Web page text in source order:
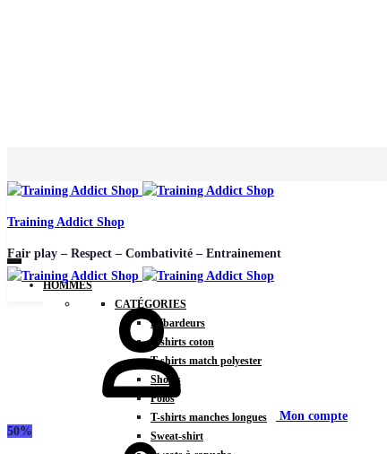
Training Addict Shop
Fair play – Respect – Combativité – Entrainement
HOMMES
CATÉGORIES
Débardeurs
T-shirts coton
T-shirts match polyester
Shorts
Polos
T-shirts manches longues
Sweat-shirt
Mon compte
50%